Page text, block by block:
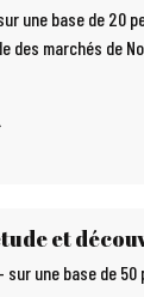
une base de 20
des marchés de
et
une base de 50